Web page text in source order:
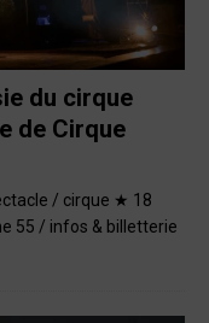
du cirque
de Cirque
/ cirque ★ 18
55 / infos & billetterie